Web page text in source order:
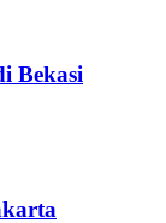
Bekasi